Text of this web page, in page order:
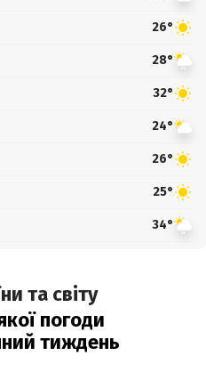
26°
28°
32°
24°
26°
25°
34°
та світу
погоди
тиждень